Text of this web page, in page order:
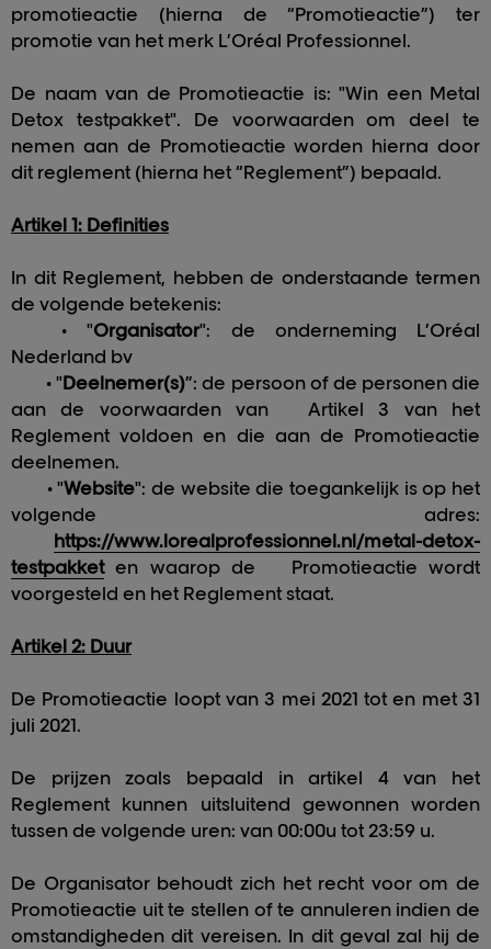
promotieactie (hierna de “Promotieactie”) ter
promotie van het merk L’Oréal Professionnel.
De naam van de Promotieactie is: "Win een Metal
Detox testpakket". De voorwaarden om deel te
nemen aan de Promotieactie worden hierna door
dit reglement (hierna het “Reglement”) bepaald.
Artikel 1: Definities
In dit Reglement, hebben de onderstaande termen
de volgende betekenis:
• "Organisator": de onderneming L’Oréal
Nederland bv
• "Deelnemer(s)”: de persoon of de personen die
aan de voorwaarden van
Artikel 3 van het
Reglement voldoen en die aan de Promotieactie
deelnemen.
• "Website": de website die toegankelijk is op het
volgende adres:
https://www.lorealprofessionnel.nl/metal-detox-
testpakketen waarop de
Promotieactie wordt
voorgesteld en het Reglement staat.
Artikel 2: Duur
De Promotieactie loopt van 3 mei 2021 tot en met 31
juli 2021.
De prijzen zoals bepaald in artikel 4 van het
Reglement kunnen uitsluitend gewonnen worden
tussen de volgende uren: van 00:00u tot 23:59 u.
De Organisator behoudt zich het recht voor om de
Promotieactie uit te stellen of te annuleren indien de
omstandigheden dit vereisen. In dit geval zal hij de